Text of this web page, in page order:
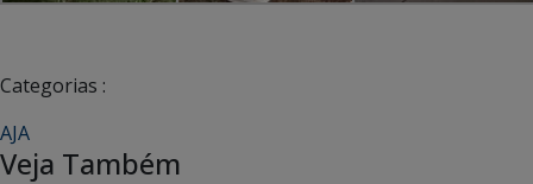
Categorias :
AJA
Veja Também